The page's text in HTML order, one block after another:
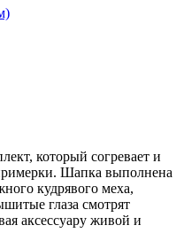
который согревает и
Шапка выполнена
кудрявого меха,
глаза смотрят
аксессуару живой и